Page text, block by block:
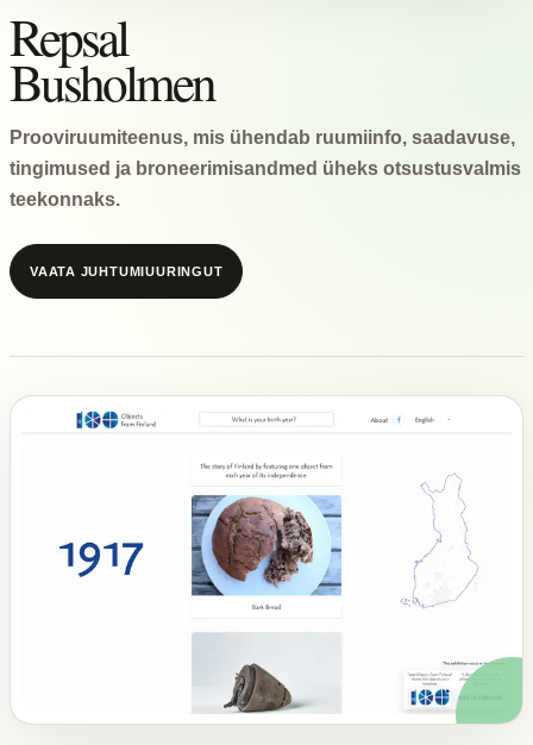
Repsal
Busholmen
Prooviruumiteenus, mis ühendab ruumiinfo, saadavuse,
tingimused ja broneerimisandmed üheks otsustusvalmis
teekonnaks.
VAATA JUHTUMIUURINGUT